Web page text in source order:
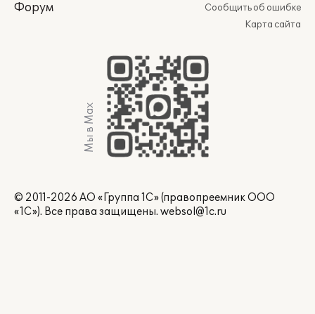
Форум
Сообщить об ошибке
Карта сайта
Мы в Max
© 2011-2026 АО «Группа 1С» (правопреемник ООО
«1С»). Все права защищены. websol@1c.ru